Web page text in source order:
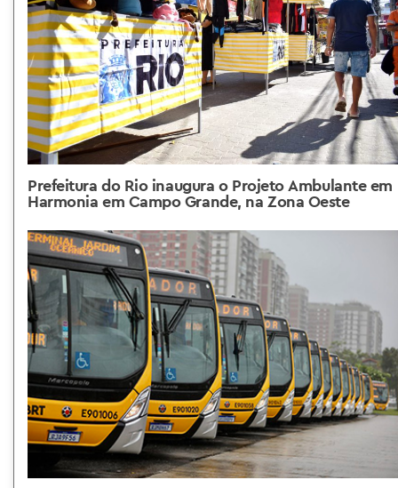
Prefeitura do Rio inaugura o Projeto Ambulante em
Harmonia em Campo Grande, na Zona Oeste